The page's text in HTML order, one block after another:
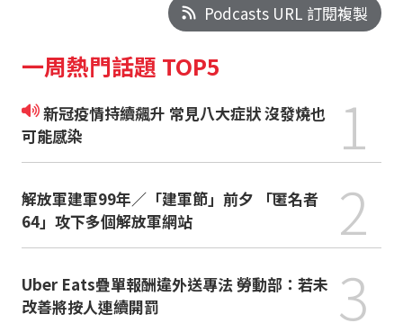
Podcasts URL 訂閱複製
一周熱門話題 TOP5
新冠疫情持續飆升 常見八大症狀 沒發燒也
可能感染
1
解放軍建軍99年／「建軍節」前夕 「匿名者
64」攻下多個解放軍網站
2
Uber Eats疊單報酬違外送專法 勞動部：若未
改善將按人連續開罰
3